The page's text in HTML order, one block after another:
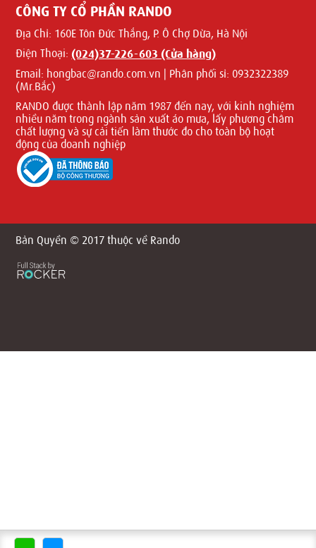
CÔNG TY CỔ PHẦN RANDO
Địa Chỉ: 160E Tôn Đức Thắng, P. Ô Chợ Dừa, Hà Nội
Điện Thoại:(024)37-226-603 (Cửa hàng)
Email: hongbac@rando.com.vn | Phân phối sỉ: 0932322389
(Mr.Bắc)
RANDO được thành lập năm 1987 đến nay, với kinh nghiệm
nhiều năm trong ngành sản xuất áo mưa, lấy phương châm
chất lượng và sự cải tiến làm thước đo cho toàn bộ hoạt
động của doanh nghiệp
Bản Quyền © 2017 thuộc về Rando